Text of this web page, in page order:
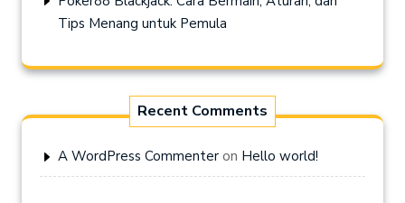
Tips Menang untuk Pemula
Recent Comments
A WordPress Commenter on Hello world!